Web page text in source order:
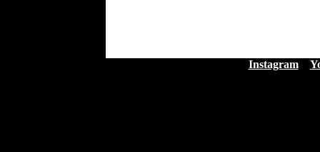
Instagram